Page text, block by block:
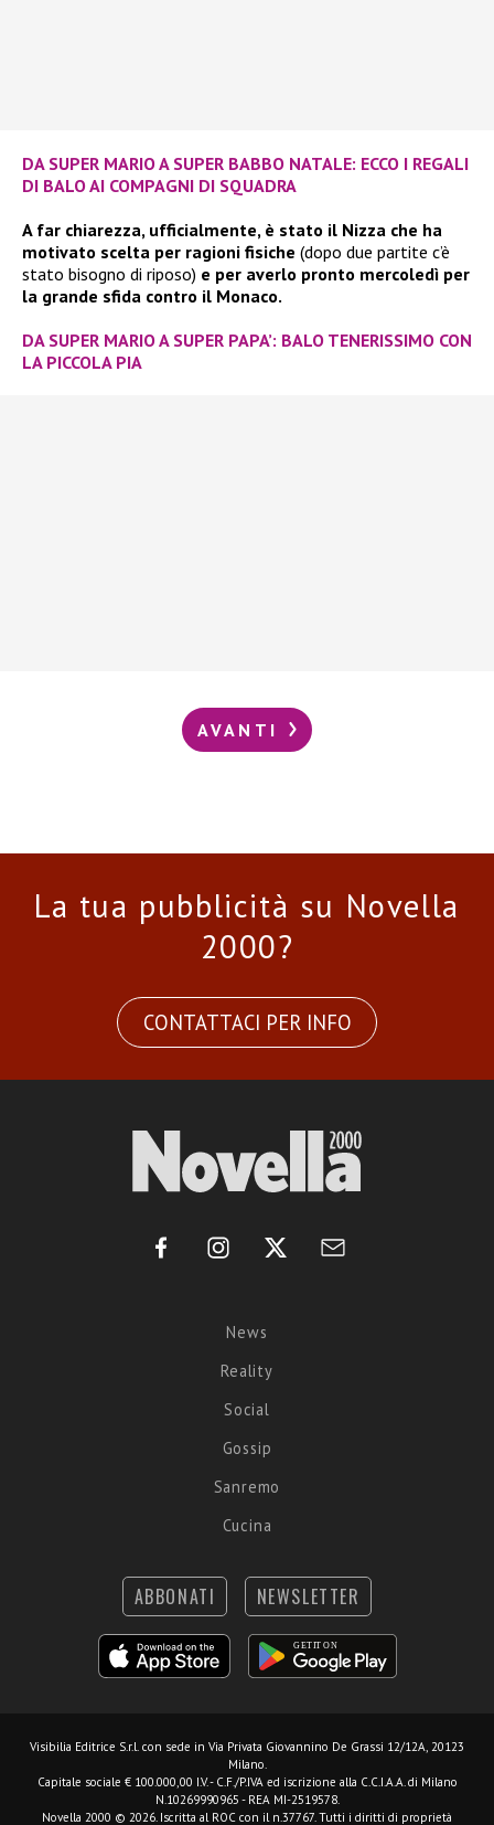
DA SUPER MARIO A SUPER BABBO NATALE: ECCO I REGALI
DI BALO AI COMPAGNI DI SQUADRA
A far chiarezza, ufficialmente, è stato il Nizza che ha
motivato scelta per ragioni fisiche (dopo due partite c’è
stato bisogno di riposo) e per averlo pronto mercoledì per
la grande sfida contro il Monaco.
DA SUPER MARIO A SUPER PAPA’: BALO TENERISSIMO CON
LA PICCOLA PIA
AVANTI
La tua pubblicità su Novella
2000?
CONTATTACI PER INFO
News
Reality
Social
Gossip
Sanremo
Cucina
ABBONATI NEWSLETTER
Visibilia Editrice S.r.l. con sede in Via Privata Giovannino De Grassi 12/12A, 20123
Milano.
Capitale sociale € 100.000,00 I.V. - C.F./P.IVA ed iscrizione alla C.C.I.A.A. di Milano
N.10269990965 - REA MI-2519578.
Novella 2000 © 2026. Iscritta al ROC con il n.37767. Tutti i diritti di proprietà